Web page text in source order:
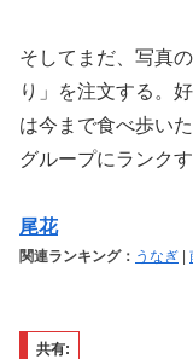
そしてまだ、写真
り」を注文する。
は今まで食べ歩い
グループにランク
尾花
関連ランキング： うなぎ
共有: